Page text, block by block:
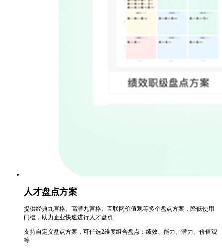
人才盘点方案
提供经典九宫格、高潜九宫格、互联网价值观等多个盘点方案，降低使用
门槛，助力企业快速进行人才盘点
支持自定义盘点方案，可任选2维度组合盘点：绩效、能力、潜力、价值观
等